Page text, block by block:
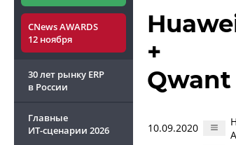
CNews AWARDS
12 ноября
30 лет рынку ERP
в России
Главные
ИТ-сценарии 2026
+
Qwant
10.09.2020